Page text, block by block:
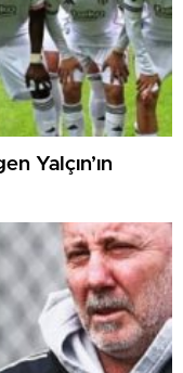
Yalçın’ın